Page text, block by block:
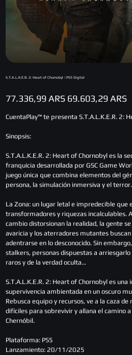
S.T.A.L.K.E.R. 2: Heart of Chornobyl | PS5 Digital
Precio
original
77.336,99 ARS Precio
de
69.603,29 ARS
CuentaPlay™ te presenta S.T.A.L.K.E.R. 2:
Sinopsis:
S.T.A.L.K.E.R. 2: Heart of Chornobyl es la
franquicia desarrollada por GSC Game
juego única que combina elementos del
persona, la simulación inmersiva y el terror.
La Zona: un lugar letal e impredecible que
transformadores y riquezas incalculables.
cambio distorsionan la realidad, la gente
avaricia y los aterradores mutantes
adentrarse en lo desconocido. Sin
stalkers, personas dispuestas a
raros y de la verdad oculta…
S.T.A.L.K.E.R. 2: Heart of Chornobyl es
supervivencia ambientada en un oscuro
Rebusca equipo y recursos, ve a la caza
difíciles para sobrevivir y allana el camino
Chernóbil.
Plataforma: PS5
Lanzamiento: 20/11/2025